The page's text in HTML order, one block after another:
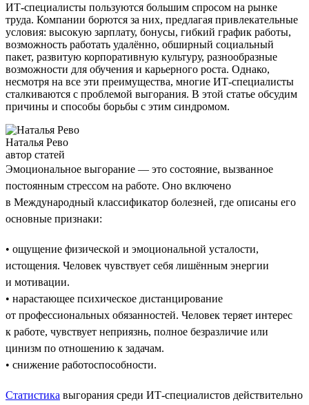
ИТ-специалисты пользуются большим спросом на рынке
труда. Компании борются за них, предлагая привлекательные
условия: высокую зарплату, бонусы, гибкий график работы,
возможность работать удалённо, обширный социальный
пакет, развитую корпоративную культуру, разнообразные
возможности для обучения и карьерного роста. Однако,
несмотря на все эти преимущества, многие ИТ-специалисты
сталкиваются с проблемой выгорания. В этой статье обсудим
причины и способы борьбы с этим синдромом.
Наталья Рево
автор статей
Эмоциональное выгорание — это состояние, вызванное
постоянным стрессом на работе. Оно включено
в Международный классификатор болезней, где описаны его
основные признаки:
• ощущение физической и эмоциональной усталости,
истощения. Человек чувствует себя лишённым энергии
и мотивации.
• нарастающее психическое дистанцирование
от профессиональных обязанностей. Человек теряет интерес
к работе, чувствует неприязнь, полное безразличие или
цинизм по отношению к задачам.
• снижение работоспособности.
Статистика выгорания среди ИТ-специалистов действительно